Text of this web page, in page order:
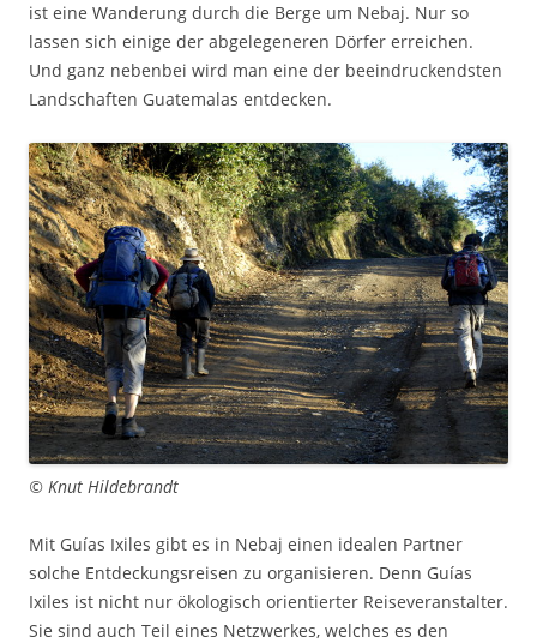
ist eine Wanderung durch die Berge um Nebaj. Nur so
lassen sich einige der abgelegeneren Dörfer erreichen.
Und ganz nebenbei wird man eine der beeindruckendsten
Landschaften Guatemalas entdecken.
© Knut Hildebrandt
Mit Guías Ixiles gibt es in Nebaj einen idealen Partner
solche Entdeckungsreisen zu organisieren. Denn Guías
Ixiles ist nicht nur ökologisch orientierter Reiseveranstalter.
Sie sind auch Teil eines Netzwerkes, welches es den